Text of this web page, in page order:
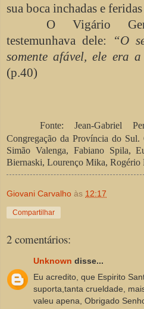
sua boca inchadas e
O Vigário
testemunhava dele:
“O
somente afável, ele era
(p.40)
Fonte: Jean-Gabriel
Congregação da Província do Sul.
Simão Valenga, Fabiano Spila,
Biernaski, Lourenço Mika, Rogério
Giovani Carvalho às 12:17
Compartilhar
2 comentários:
Unknown disse...
Eu acredito, que Espirito
suporta,tanta crueldade,
valeu apena, Obrigado